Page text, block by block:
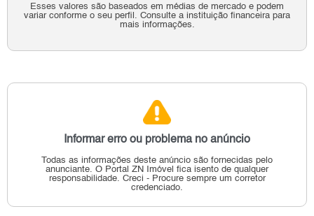
Esses valores são baseados em médias de mercado e podem
variar conforme o seu perfil. Consulte a instituição financeira para
mais informações.
Informar erro ou problema no anúncio
Todas as informações deste anúncio são fornecidas pelo
anunciante. O Portal ZN Imóvel fica isento de qualquer
responsabilidade. Creci - Procure sempre um corretor
credenciado.